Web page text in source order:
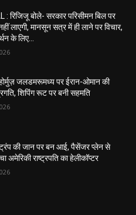
: रिजिजू बोले- सरकार परिसीमन बिल पर
लाएगी, मानसून सत्र में ही लाने पर विचार,
के लिए...
जलडमरूमध्य पर ईरान-ओमान की
शिपिंग रूट पर बनी सहमति
की जान पर बन आई, पैसेंजर प्लेन से
अमेरिकी राष्ट्रपति का हेलीकॉप्टर